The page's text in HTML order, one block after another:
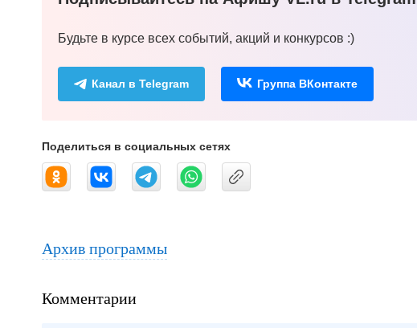
Будьте в курсе всех событий, акций и конкурсов :)
Канал в Telegram Группа ВКонтакте
Поделиться в социальных сетях
Архив программы
Комментарии